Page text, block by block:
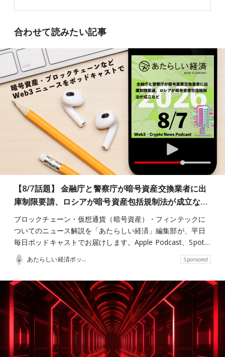
合わせて読みたい記事
【8/7話題】 金融庁と警察庁が暗号資産交換業者に出
庫制限要請、ロシアが暗号資産包括規制法が成立な…
ブロックチェーン・仮想通貨（暗号資産）・フィンテックに
ついてのニュース解説を「あたらしい経済」編集部が、平日
毎日ポッドキャストでお届けします。Apple Podcast、Spot…
あたらしい経済ポッドキャスト Sponsored